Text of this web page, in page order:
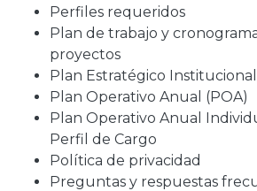
Perfiles requeridos
Plan de trabajo y
proyectos
Plan Estratégico Institucional
Plan Operativo Anual (POA)
Plan Operativo Anual
Perfil de Cargo
Política de privacidad
Preguntas y respuestas